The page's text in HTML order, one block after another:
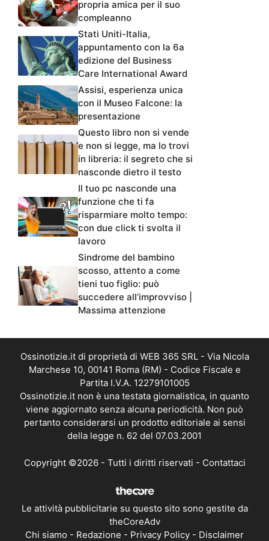
propria amica per il suo
compleanno
Stati Uniti-Italia,
appuntamento con la 6a
edizione del Business
Care International Award
Assisi, esperienza unica
con il Museo Falcone: la
presentazione
Questo libro non si vende
e non si legge, ma lo trovi
in libreria: il segreto che si
nasconde dietro il testo
Il tuo pc nasconde una
funzione che ti fa
risparmiare molto tempo:
con due click ti svolta il
lavoro
Sindrome del bambino
scosso, attento a come
tieni tuo figlio: può
succedere all’improvviso |
Massima attenzione
Ossinotizie.it di proprietà di WEB 365 SRL - Via Nicola
Marchese 10, 00141 Roma (RM) - Codice Fiscale e
Partita I.V.A. 12279101005
Ossinotizie.it non è una testata giornalistica, in quanto
viene aggiornato senza alcuna periodicità. Non può
pertanto considerarsi un prodotto editoriale ai sensi
della legge n. 62 del 07.03.2001
Copyright ©2026 - Tutti i diritti riservati - Contattaci
Le attività pubblicitarie su questo sito sono gestite da
theCoreAdv
Chi siamo - Redazione - Privacy Policy - Disclaimer